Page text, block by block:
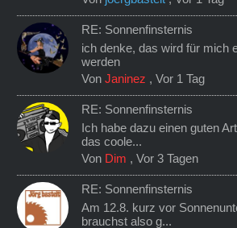
RE: Sonnenfinsternis
ich denke, das wird für mich
werden
VonJaninez ,Vor 1 Tag
RE: Sonnenfinsternis
Ich habe dazu einen guten
das coole...
Von Dim ,Vor 3 Tagen
RE: Sonnenfinsternis
Am 12.8. kurz vor
brauchst also g...